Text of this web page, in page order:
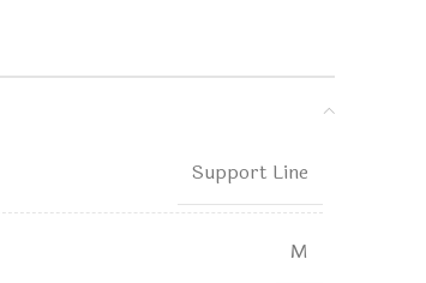
Support Line
M